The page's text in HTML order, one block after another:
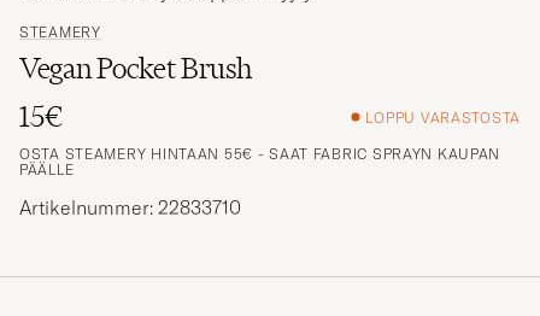
STEAMERY
Vegan Pocket Brush
15€
LOPPU VARASTOSTA
OSTA STEAMERY HINTAAN 55€ - SAAT FABRIC SPRAYN KAUPAN
PÄÄLLE
Artikelnummer: 22833710